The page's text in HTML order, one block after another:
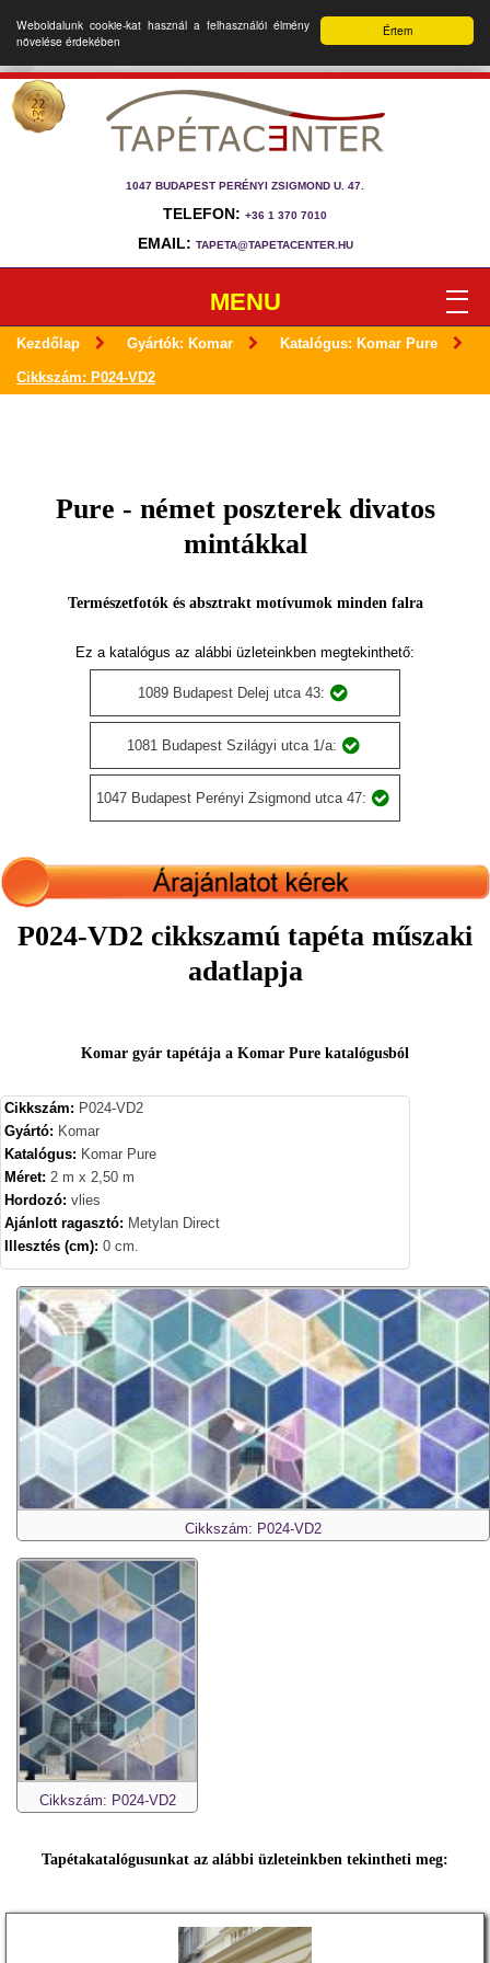
Értem
Weboldalunk cookie-kat használ a felhasználói élmény
növelése érdekében
1047 BUDAPEST PERÉNYI ZSIGMOND U. 47.
TELEFON: +36 1 370 7010
EMAIL: TAPETA@TAPETACENTER.HU
MENU
Kezdőlap Gyártók: Komar Katalógus: Komar Pure
Cikkszám: P024-VD2
Pure - német poszterek divatos
mintákkal
Természetfotók és absztrakt motívumok minden falra
Ez a katalógus az alábbi üzleteinkben megtekinthető:
1089 Budapest Delej utca 43:
1081 Budapest Szilágyi utca 1/a:
1047 Budapest Perényi Zsigmond utca 47:
P024-VD2 cikkszamú tapéta műszaki
adatlapja
Komar gyár tapétája a Komar Pure katalógusból
Cikkszám: P024-VD2
Gyártó: Komar
Katalógus: Komar Pure
Méret: 2 m x 2,50 m
Hordozó: vlies
Ajánlott ragasztó: Metylan Direct
Illesztés (cm): 0 cm.
Cikkszám: P024-VD2
Cikkszám: P024-VD2
Tapétakatalógusunkat az alábbi üzleteinkben tekintheti meg: